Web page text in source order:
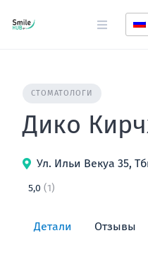
СТОМАТОЛОГИ
Дико
Ул. Ильи Векуа 35,
5,0 (1)
Детали Отзывы